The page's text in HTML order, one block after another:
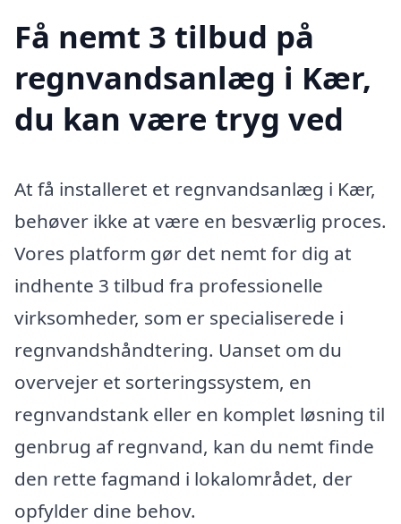
Få nemt 3 tilbud på
regnvandsanlæg i Kær,
du kan være tryg ved
At få installeret et regnvandsanlæg i Kær,
behøver ikke at være en besværlig proces.
Vores platform gør det nemt for dig at
indhente 3 tilbud fra professionelle
virksomheder, som er specialiserede i
regnvandshåndtering. Uanset om du
overvejer et sorteringssystem, en
regnvandstank eller en komplet løsning til
genbrug af regnvand, kan du nemt finde
den rette fagmand i lokalområdet, der
opfylder dine behov.